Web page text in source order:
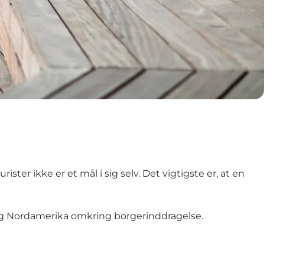
ikke er et mål i sig selv. Det vigtigste er, at en
Nordamerika omkring borgerinddragelse.